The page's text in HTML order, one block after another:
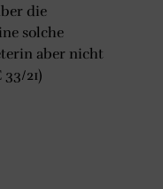
die
solche
aber nicht
21)